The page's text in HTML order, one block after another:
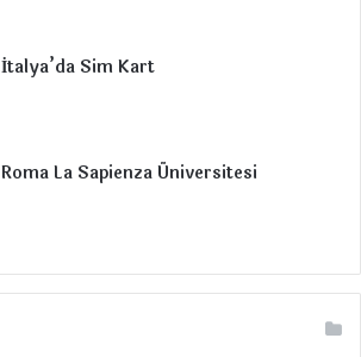
İtalya’da Sim Kart
Roma La Sapienza Üniversitesi